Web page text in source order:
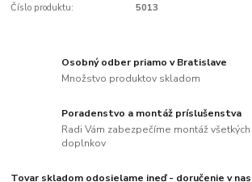
Číslo produktu: 5013
Osobný odber priamo v Bratislave
Množstvo produktov skladom
Poradenstvo a montáž príslušenstva
Radi Vám zabezpečíme montáž všetkých
doplnkov
Tovar skladom odosielame ineď - doručenie v